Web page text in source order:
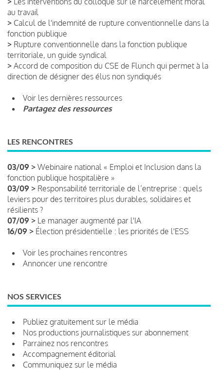
au travail
> Calcul de l'indemnité de rupture conventionnelle dans la
fonction publique
> Rupture conventionnelle dans la fonction publique
territoriale, un guide syndical
> Accord de composition du CSE de Flunch qui permet à la
direction de désigner des élus non syndiqués
Voir les dernières ressources
Partagez des ressources
LES RENCONTRES
03/09 > Webinaire national « Emploi et Inclusion dans la
fonction publique hospitalière »
03/09 > Responsabilité territoriale de l’entreprise : quels
leviers pour des territoires plus durables, solidaires et
résilients ?
07/09 > Le manager augmenté par l'IA
16/09 > Élection présidentielle : les priorités de l'ESS
Voir les prochaines rencontres
Annoncer une rencontre
NOS SERVICES
Publiez gratuitement sur le média
Nos productions journalistiques sur abonnement
Parrainez nos rencontres
Accompagnement éditorial
Communiquez sur le média